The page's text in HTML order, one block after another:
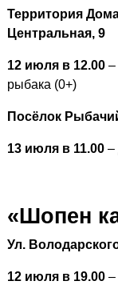
Территория
Центральная, 9
12 июля в 12.00–
рыбака (0+)
Посёлок
13 июля в 11.00–
«Шопен
Ул.
12 июля в 19.00–